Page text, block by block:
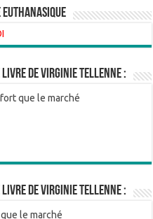
livre de Virginie Tellenne :
livre de Virginie Tellenne :